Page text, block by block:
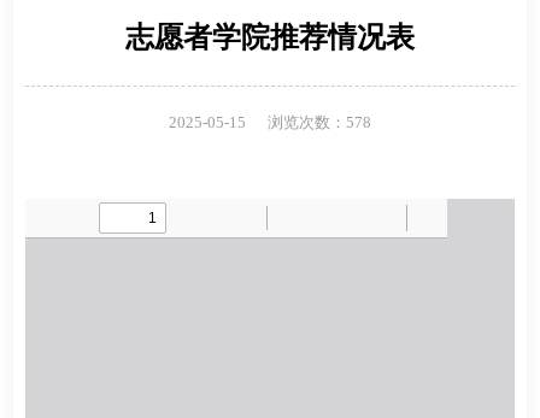
志愿者学院推荐情况表
2025-05-15 浏览次数： 578